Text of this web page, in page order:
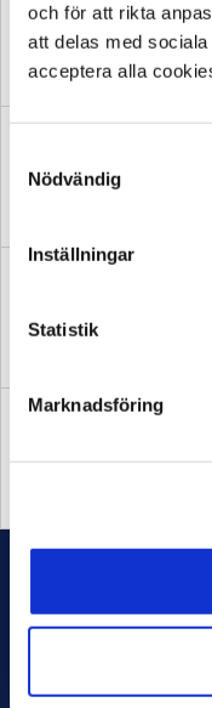
och för att rikta
att delas med
acceptera alla
Nödvändig
Inställningar
Statistik
Marknadsföring
HUVUDPARTNER OCH
OFFICIELL
INTEGRITETSPOLICY